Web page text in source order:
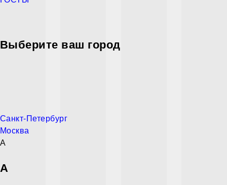
Выберите ваш город
Санкт-Петербург
Москва
А
А